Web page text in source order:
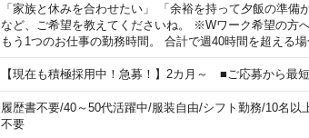
「家族と休みを合わせたい」 「余裕を持って夕飯の準備
など、ご希望を教えてくださいね。 ※Wワーク希望の方
もう1つのお仕事の勤務時間。 合計で週40時間を超える場
【現在も積極採用中！急募！】2カ月～ ■ご応募から最
履歴書不要/40～50代活躍中/服装自由/シフト勤務/10名以
不要